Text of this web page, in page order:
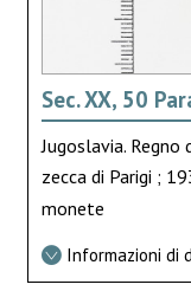
Sec. XX, 50
Jugoslavia.
zecca di Parigi ;
monete
Informazioni di